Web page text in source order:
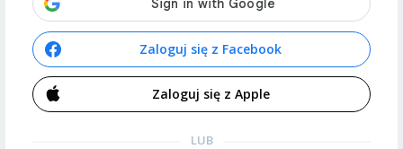
Zaloguj się z Facebook
Zaloguj się z Apple
LUB